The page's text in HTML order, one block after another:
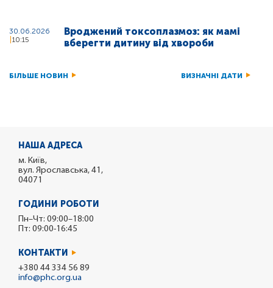
30.06.2026
10:15
Вроджений токсоплазмоз: як мамі
вберегти дитину від хвороби
БІЛЬШЕ НОВИН ВИЗНАЧНІ ДАТИ
НАША АДРЕСА
м. Київ,
вул. Ярославська, 41,
04071
ГОДИНИ РОБОТИ
Пн–Чт: 09:00–18:00
Пт: 09:00-16:45
КОНТАКТИ
+380 44 334 56 89
info@phc.org.ua